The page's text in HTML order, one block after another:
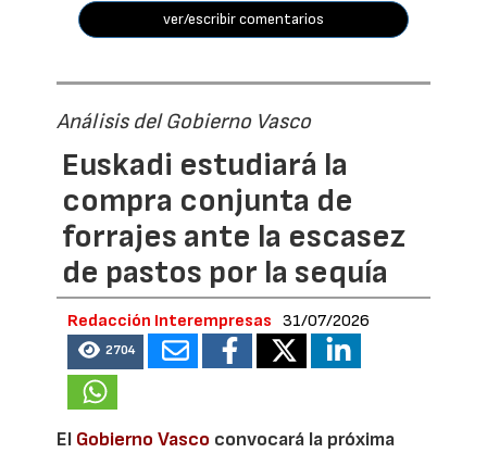
ver/escribir comentarios
Análisis del Gobierno Vasco
Euskadi estudiará la
compra conjunta de
forrajes ante la escasez
de pastos por la sequía
Redacción Interempresas 31/07/2026
2704
El Gobierno Vasco convocará la próxima